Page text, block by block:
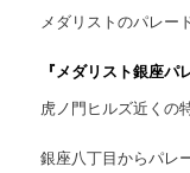
メダリストのパレー
『メダリスト銀座パ
虎ノ門ヒルズ近くの
銀座八丁目からパレ